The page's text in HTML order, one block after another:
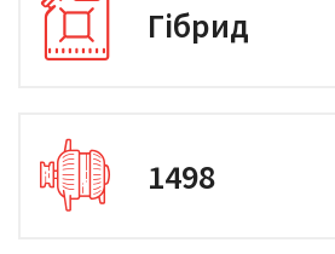
Гібрид
1498